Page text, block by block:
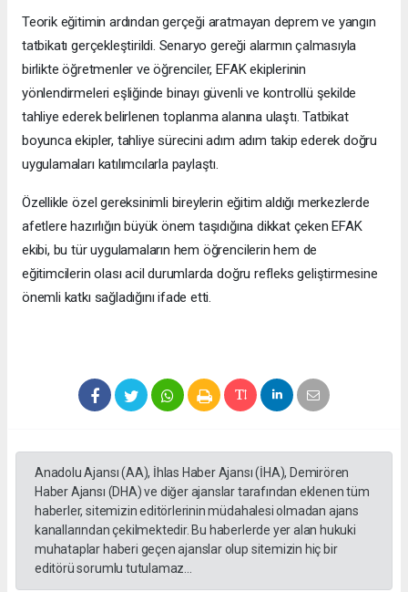
Teorik eğitimin ardından gerçeği aratmayan deprem ve yangın
tatbikatı gerçekleştirildi. Senaryo gereği alarmın çalmasıyla
birlikte öğretmenler ve öğrenciler, EFAK ekiplerinin
yönlendirmeleri eşliğinde binayı güvenli ve kontrollü şekilde
tahliye ederek belirlenen toplanma alanına ulaştı. Tatbikat
boyunca ekipler, tahliye sürecini adım adım takip ederek doğru
uygulamaları katılımcılarla paylaştı.
Özellikle özel gereksinimli bireylerin eğitim aldığı merkezlerde
afetlere hazırlığın büyük önem taşıdığına dikkat çeken EFAK
ekibi, bu tür uygulamaların hem öğrencilerin hem de
eğitimcilerin olası acil durumlarda doğru refleks geliştirmesine
önemli katkı sağladığını ifade etti.
Anadolu Ajansı (AA), İhlas Haber Ajansı (İHA), Demirören
Haber Ajansı (DHA) ve diğer ajanslar tarafından eklenen tüm
haberler, sitemizin editörlerinin müdahalesi olmadan ajans
kanallarından çekilmektedir. Bu haberlerde yer alan hukuki
muhataplar haberi geçen ajanslar olup sitemizin hiç bir
editörü sorumlu tutulamaz...